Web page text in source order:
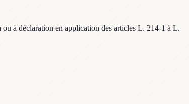
à déclaration en application des articles L. 214-1 à L.